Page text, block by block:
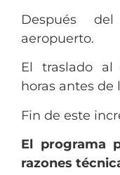
Después
aeropuerto.
El traslado al
horas antes de
Fin de este
El programa
razones